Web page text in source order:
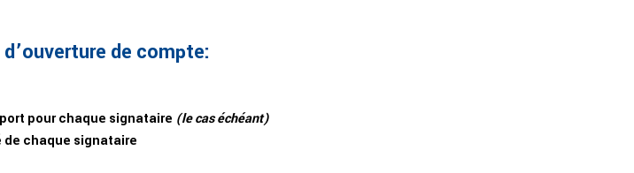
de compte:
pour chaque signataire (le cas échéant)
chaque signataire